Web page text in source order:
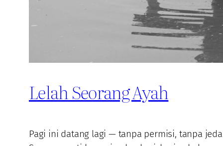
Lelah Seorang Ayah
Pagi ini datang lagi — tanpa permisi, tanpa